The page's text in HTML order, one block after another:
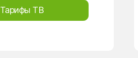
Тарифы ТВ